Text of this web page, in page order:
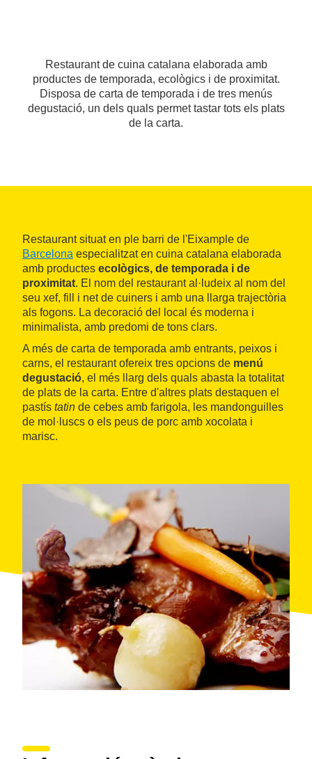
Restaurant de cuina catalana elaborada amb
productes de temporada, ecològics i de proximitat.
Disposa de carta de temporada i de tres menús
degustació, un dels quals permet tastar tots els plats
de la carta.
Restaurant situat en ple barri de l'Eixample de
Barcelona especialitzat en cuina catalana elaborada
amb productes ecològics, de temporada i de
proximitat. El nom del restaurant al·ludeix al nom del
seu xef, fill i net de cuiners i amb una llarga trajectòria
als fogons. La decoració del local és moderna i
minimalista, amb predomi de tons clars.
A més de carta de temporada amb entrants, peixos i
carns, el restaurant ofereix tres opcions de menú
degustació, el més llarg dels quals abasta la totalitat
de plats de la carta. Entre d'altres plats destaquen el
pastís tatin de cebes amb farigola, les mandonguilles
de mol·luscs o els peus de porc amb xocolata i
marisc.